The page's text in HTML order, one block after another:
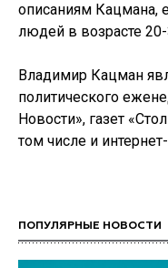
описаниям Кацмана,
людей в возрасте 20-
Владимир Кацман
политического
Новости», газет
том числе и
ПОПУЛЯРНЫЕ НОВОСТИ